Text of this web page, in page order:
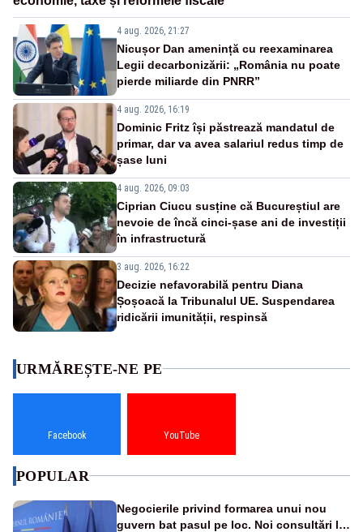
4 aug. 2026, 21:27
Nicușor Dan amenință cu reexaminarea
Legii decarbonizării: „România nu poate
pierde miliarde din PNRR”
4 aug. 2026, 16:19
Dominic Fritz își păstrează mandatul de
primar, dar va avea salariul redus timp de
șase luni
4 aug. 2026, 09:03
Ciprian Ciucu susține că Bucureștiul are
nevoie de încă cinci-șase ani de investiții
în infrastructură
3 aug. 2026, 16:22
Decizie nefavorabilă pentru Diana
Șoșoacă la Tribunalul UE. Suspendarea
ridicării imunității, respinsă
URMĂREȘTE-NE PE
Facebook YouTube
POPULAR
Negocierile privind formarea unui nou
guvern bat pasul pe loc. Noi consultări la